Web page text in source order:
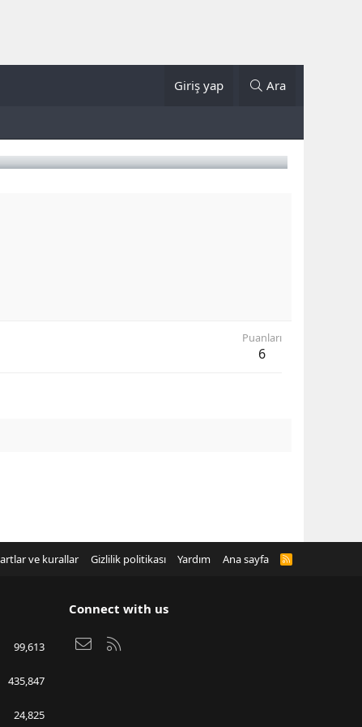
Giriş yap Ara
Puanları
6
ve kurallar Gizlilik politikası Yardım Ana sayfa
R
99,613
435,847
24,825
Connect with us
Bize ulaşın